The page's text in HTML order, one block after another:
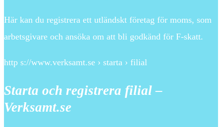
Här kan du registrera ett utländskt företag för moms, som
arbetsgivare och ansöka om att bli godkänd för F-skatt.
http s://www.verksamt.se › starta › filial
Starta och registrera filial –
Verksamt.se